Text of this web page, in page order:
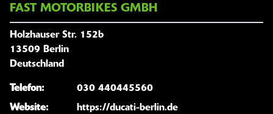
FAST MOTORBIKES GMBH
Holzhauser Str. 152b
13509 Berlin
Deutschland
Telefon:
030 440445560
Website:
https://ducati-berlin.de